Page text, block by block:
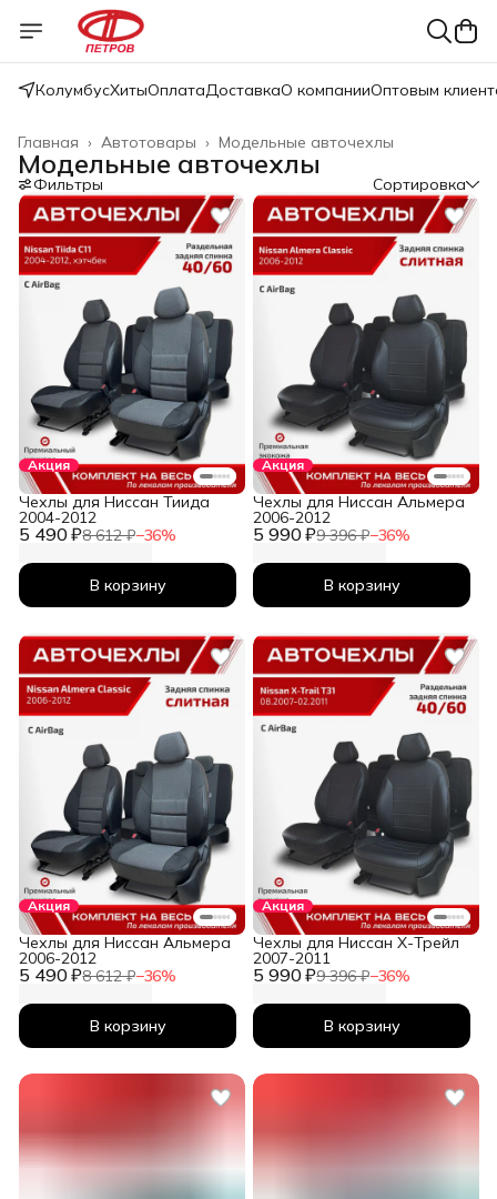
КолумбусХитыОплатаДоставкаО компанииОптовым
Модельные авточехлы
Автотовары ›
Главная ›
Модельные авточехлы
Фильтры Сортировка
Акция
5 490 ₽8 612 ₽−36%
Чехлы для Ниссан Тиида
2004-2012
В корзину
Акция
5 990 ₽9 396 ₽−36%
Чехлы для Ниссан Альмера
2006-2012
В корзину
Акция
5 490 ₽8 612 ₽−36%
Чехлы для Ниссан Альмера
2006-2012
В корзину
Акция
5 990 ₽9 396 ₽−36%
Чехлы для Ниссан Х-Трейл
2007-2011
В корзину